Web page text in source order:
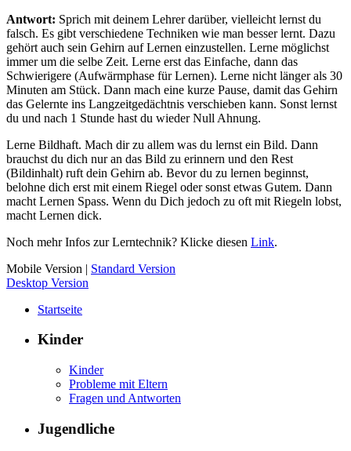
Antwort: Sprich mit deinem Lehrer darüber, vielleicht lernst du
falsch. Es gibt verschiedene Techniken wie man besser lernt. Dazu
gehört auch sein Gehirn auf Lernen einzustellen. Lerne möglichst
immer um die selbe Zeit. Lerne erst das Einfache, dann das
Schwierigere (Aufwärmphase für Lernen). Lerne nicht länger als 30
Minuten am Stück. Dann mach eine kurze Pause, damit das Gehirn
das Gelernte ins Langzeitgedächtnis verschieben kann. Sonst lernst
du und nach 1 Stunde hast du wieder Null Ahnung.
Lerne Bildhaft. Mach dir zu allem was du lernst ein Bild. Dann
brauchst du dich nur an das Bild zu erinnern und den Rest
(Bildinhalt) ruft dein Gehirn ab. Bevor du zu lernen beginnst,
belohne dich erst mit einem Riegel oder sonst etwas Gutem. Dann
macht Lernen Spass. Wenn du Dich jedoch zu oft mit Riegeln lobst,
macht Lernen dick.
Noch mehr Infos zur Lerntechnik? Klicke diesen Link.
Mobile Version | Standard Version
Desktop Version
Startseite
Kinder
Kinder
Probleme mit Eltern
Fragen und Antworten
Jugendliche